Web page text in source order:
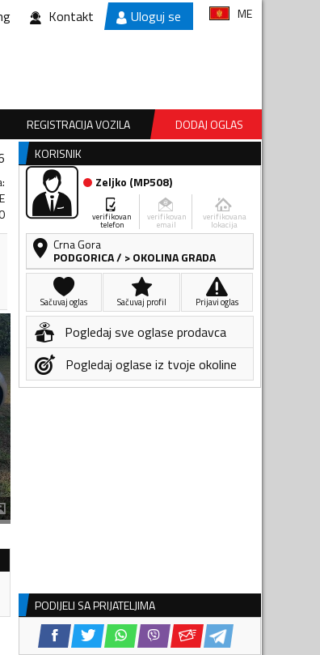
Kontakt Uloguj se ME
REGISTRACIJA VOZILA
DODAJ OGLAS
:
KORISNIK
Zeljko (MP508)
verifikovan
telefon
verifikovan
email
verifikovana
lokacija
Crna Gora
PODGORICA/ > OKOLINA GRADA
Sačuvaj oglas Sačuvaj profil Prijavi oglas
Pogledaj sve oglase prodavca
Pogledaj oglase iz tvoje okoline
PODIJELI SA PRIJATELJIMA